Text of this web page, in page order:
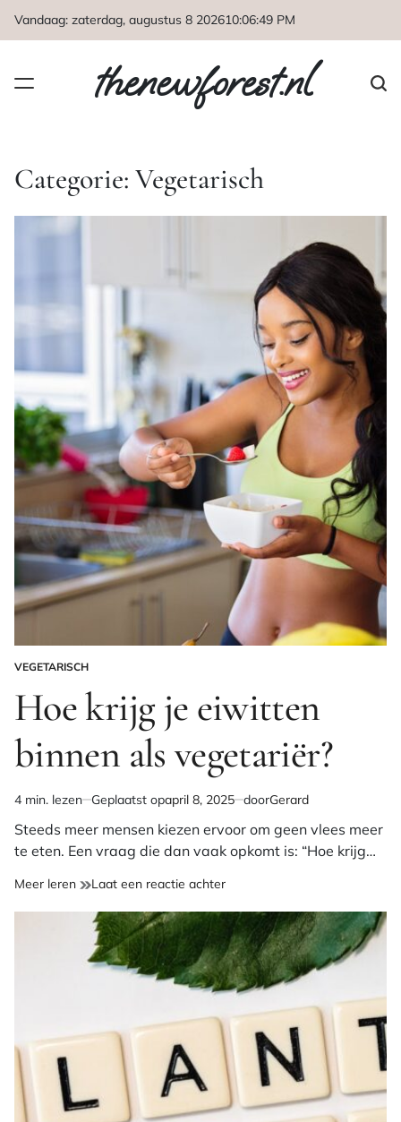
springen
Vandaag: zaterdag, augustus 8 202610:06:50 PM
thenewforest.nl
Categorie: Vegetarisch
GEPLAATST
VEGETARISCH
Hoe krijg je eiwitten
binnen als vegetariër?
Geschatte
leestijd
4 min. lezen Geplaatst opapril 8, 2025 doorGerard
Steeds meer mensen kiezen ervoor om geen vlees meer
te eten. Een vraag die dan vaak opkomt is: “Hoe krijg…
Meer leren Laat een reactie achterop
krijg
je
eiwitten
binnen
als
vegetariër?